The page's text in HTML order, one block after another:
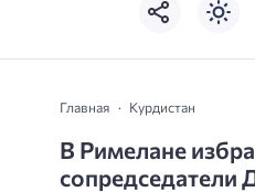
Главная Курдистан
В Римелане